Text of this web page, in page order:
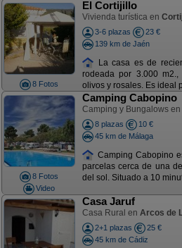
8 Fotos
El Cortijillo
Vivienda turística en
3-6 plazas
23 €
139 km de Jaén
La casa es de
rodeada por 3.000
olivos y rosales. Es ideal
8 Fotos
Video
Camping Cabopino
Camping y Bungalows en
8 plazas
10 €
45 km de Málaga
Camping Cabopino
parcelas cerca de una
del sol. Situado a 10
Casa Jaruf
Casa Rural en Arcos de
2+1 plazas
25 €
45 km de Cádiz